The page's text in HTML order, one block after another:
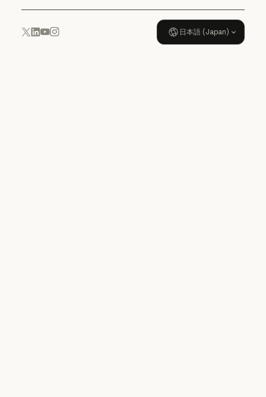
x.com
LinkedIn
YouTube
Instagram 日本語 (Japan)